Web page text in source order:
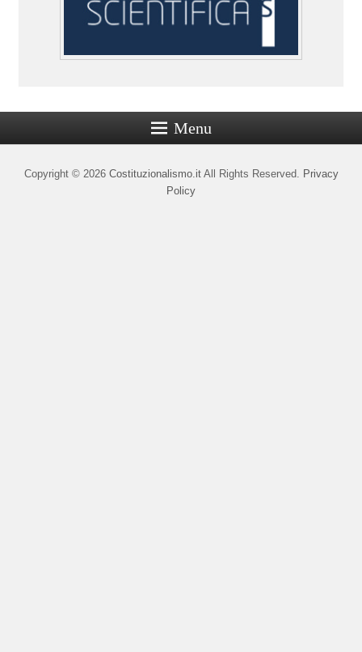
Menu
Copyright © 2026 Costituzionalismo.itAll Rights Reserved.
Privacy
Policy